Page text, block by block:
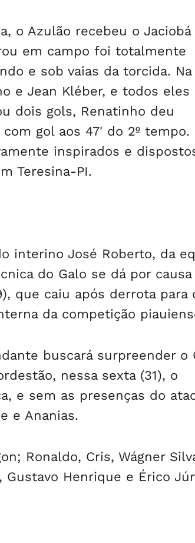
o Azulão recebeu o Jaciobá
em campo foi totalmente
e sob vaias da torcida. Na
e Jean Kléber, e todos eles
dois gols, Renatinho deu
gol aos 47' do 2º tempo.
inspirados e
Teresina-PI.
interino José Roberto, da
do Galo se dá por causa
que caiu após derrota para
da competição
buscará surpreender o
nessa sexta (31), o
e sem as presenças do
e Ananias.
Ronaldo, Cris, Wágner
Gustavo Henrique e Érico